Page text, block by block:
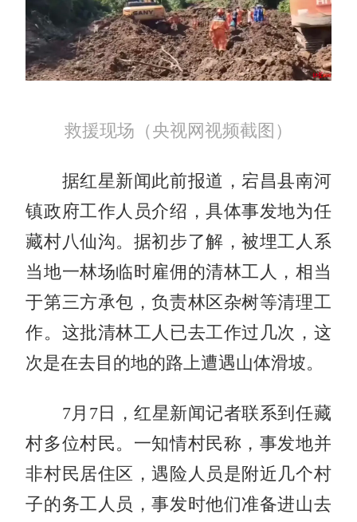
救援现场（央视网视频截图）
据红星新闻此前报道，宕昌县南河
镇政府工作人员介绍，具体事发地为任
藏村八仙沟。据初步了解，被埋工人系
当地一林场临时雇佣的清林工人，相当
于第三方承包，负责林区杂树等清理工
作。这批清林工人已去工作过几次，这
次是在去目的地的路上遭遇山体滑坡。
7月7日，红星新闻记者联系到任藏
村多位村民。一知情村民称，事发地并
非村民居住区，遇险人员是附近几个村
子的务工人员，事发时他们准备进山去